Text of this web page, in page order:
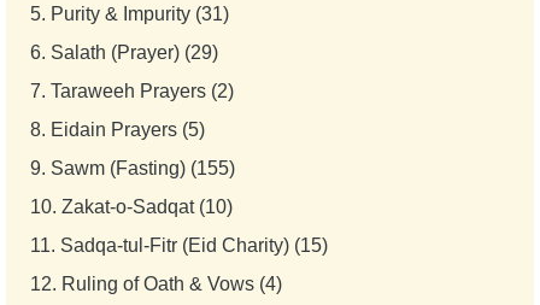
5. Purity & Impurity (31)
6. Salath (Prayer) (29)
7. Taraweeh Prayers (2)
8. Eidain Prayers (5)
9. Sawm (Fasting) (155)
10. Zakat-o-Sadqat (10)
11. Sadqa-tul-Fitr (Eid Charity) (15)
12. Ruling of Oath & Vows (4)